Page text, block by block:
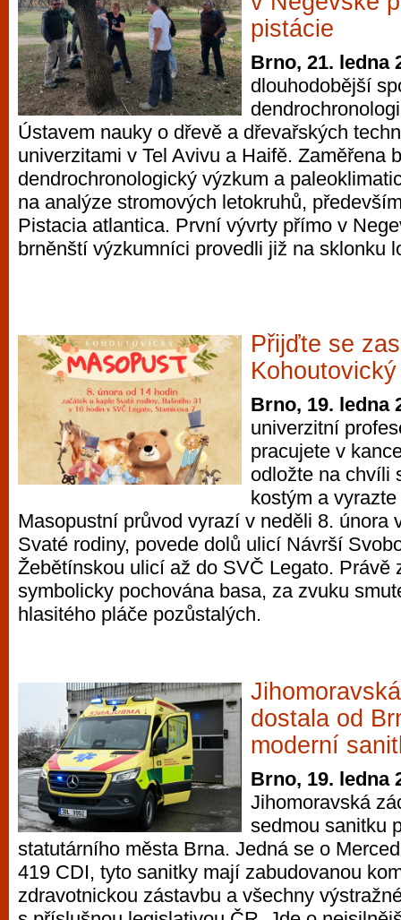
pistácie
Brno, 21. ledna
dlouhodobější
Ústavem nauky o dřevě a dřevařských
univerzitami v Tel Avivu a Haifě. Zaměřena
dendrochronologický výzkum a
na analýze stromových letokruhů,
Pistacia atlantica. První vývrty přímo v
brněnští výzkumníci provedli již na sklonku
Přijďte se
Brno, 19. ledna
univerzitní
pracujete v
odložte na chvíli
kostým a
Masopustní průvod vyrazí v neděli 8. února
Svaté rodiny, povede dolů ulicí Návrší
Žebětínskou ulicí až do SVČ Legato. Právě
symbolicky pochována basa, za zvuku
hlasitého pláče pozůstalých.
dostala od
moderní
Brno, 19. ledna
Jihomoravská
sedmou sanitku
statutárního města Brna. Jedná se o
419 CDI, tyto sanitky mají zabudovanou
zdravotnickou zástavbu a všechny